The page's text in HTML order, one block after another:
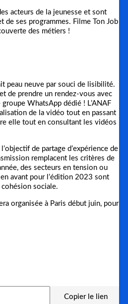
acteurs de la jeunesse et sont
de ses programmes. Filme Ton Job
des métiers !
peau neuve par souci de lisibilité.
de prendre un rendez-vous avec
WhatsApp dédié ! L’ANAF
de la vidéo tout en passant
elle tout en consultant les vidéos
de partage d’expérience de
remplacent les critères de
des secteurs en tension ou
avant pour l’édition 2023 sont
sociale.
organisée à Paris début juin, pour
Copier le lien